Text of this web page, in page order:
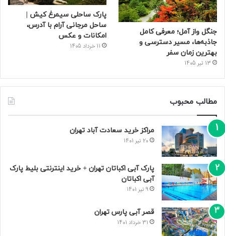
جنگل واز آمل؛ معرفی کامل
جاذبه‌ها، مسیر دسترسی و
بهترین زمان سفر
13 تیر 1405
پارک ساحلی سیمرغ کیش |
ساحل مرجانی آرام با آدرس،
امکانات و عکس
11 خرداد 1405
مطالب محبوب
مراکز خرید سعادت‌ آباد تهران
20 تیر 1401
پارک آبی اکباتان تهران + خرید اینترنتی بلیط پارک
آبی اکباتان
9 تیر 1401
قصر آبی پارس تهران
31 خرداد 1401